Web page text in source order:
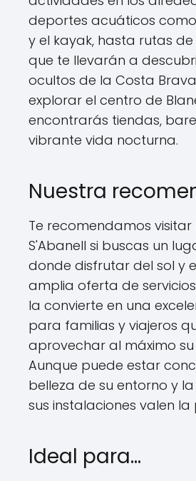
deportes acuáticos
y el kayak, hasta rutas
que te llevarán a
ocultos de la Costa
explorar el centro de
encontrarás tiendas,
vibrante vida nocturna.
Nuestra
Te recomendamos
S'Abanell si buscas un
donde disfrutar del sol y
amplia oferta de
la convierte en una
para familias y viajeros
aprovechar al máximo
Aunque puede estar
belleza de su entorno y
sus instalaciones valen la
Ideal para…